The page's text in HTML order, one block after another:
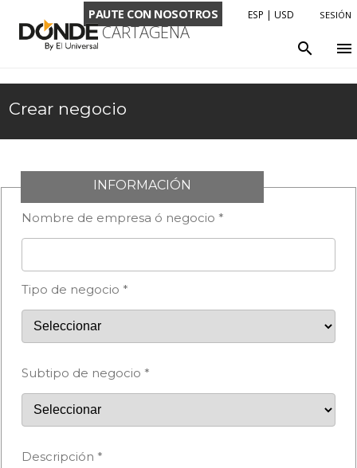
PAUTE CON NOSOTROS ESP | USD SESIÓN
CARTAGENA
search menu
Crear negocio
INFORMACIÓN
Nombre de empresa ó negocio *
Tipo de negocio *
Subtipo de negocio *
Descripción *